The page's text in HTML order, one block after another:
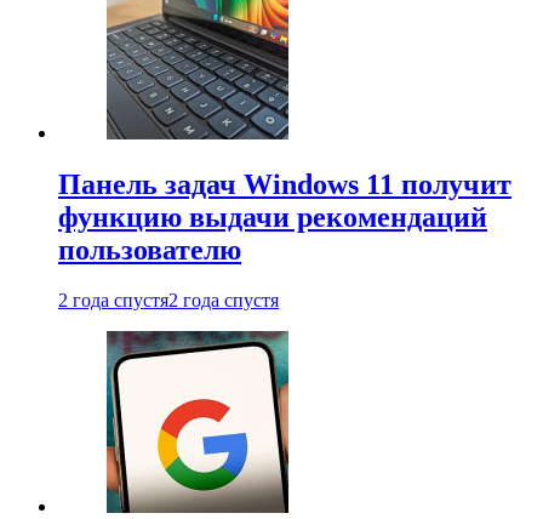
Панель задач Windows 11 получит
функцию выдачи рекомендаций
пользователю
2 года спустя2 года спустя